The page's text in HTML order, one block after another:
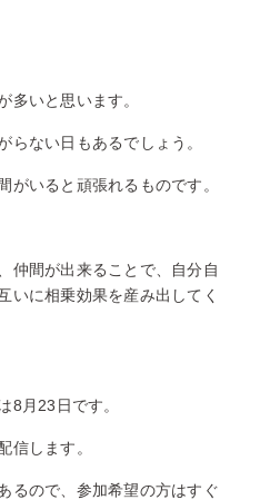
多いと思います。
らない日もあるでしょう。
がいると頑張れるものです。
仲間が出来ることで、自分自
いに相乗効果を産み出してく
8月23日です。
信します。
るので、参加希望の方はすぐ